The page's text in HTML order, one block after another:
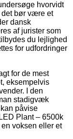
hvorvidt
det bør være et
dansk
af jurister som
du lejlighed
for udfordringer
for de mest
eksempelvis
I den
stadigvæk
påvise
Plant – 6500k
voksen eller et